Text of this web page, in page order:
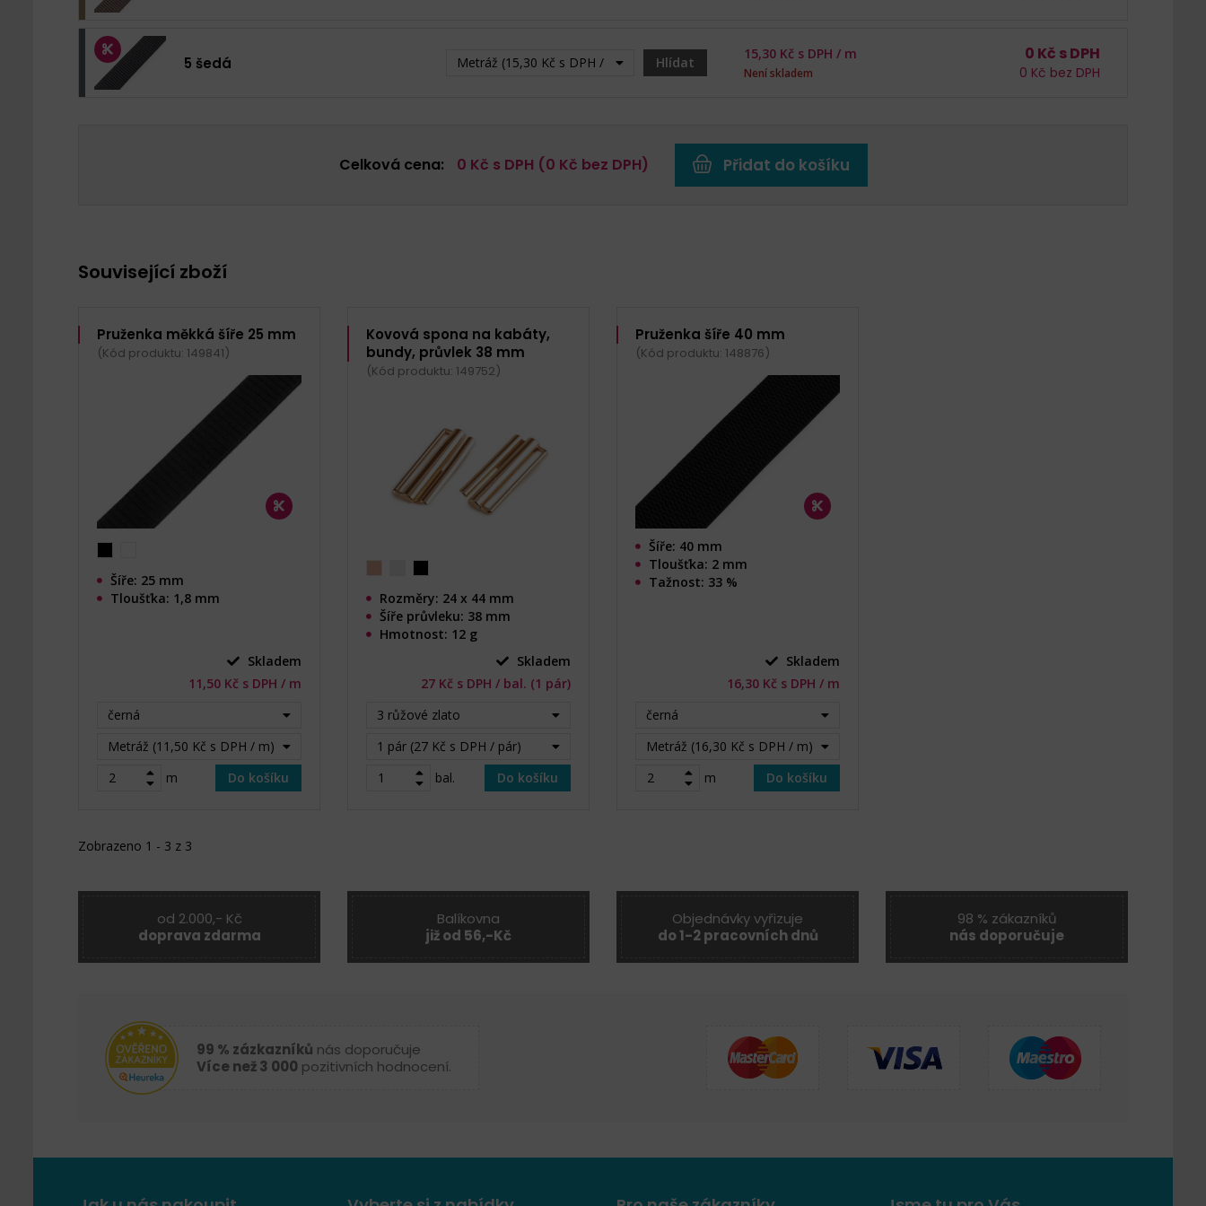
5 šedá Metráž (15,30 Kč s DPH / m) - Vyprodáno
Hlídat
15,30 Kč s DPH / m
Není skladem
0 Kč s DPH
0 Kč bez DPH
Celková cena: 0 Kč s DPH (0 Kč bez DPH) Přidat do košíku
Související zboží
Pruženka měkká šíře 25 mm
(Kód produktu: 149841)
Šíře: 25 mm
Tloušťka: 1,8 mm
Skladem
11,50 Kč s DPH / m
černá
Metráž (11,50 Kč s DPH / m)
m
Do košíku
Kovová spona na kabáty,
bundy, průvlek 38 mm
(Kód produktu: 149752)
Rozměry: 24 x 44 mm
Šíře průvleku: 38 mm
Hmotnost: 12 g
Skladem
27 Kč s DPH / bal. (1 pár)
3 růžové zlato
1 pár (27 Kč s DPH / pár)
bal.
Do košíku
Pruženka šíře 40 mm
(Kód produktu: 148876)
Šíře: 40 mm
Tloušťka: 2 mm
Tažnost: 33 %
Skladem
16,30 Kč s DPH / m
černá
Metráž (16,30 Kč s DPH / m)
m
Do košíku
Zobrazeno 1 - 3 z 3
od 2.000,- Kč
doprava zdarma
Balíkovna
již od 56,-Kč
Objednávky vyřizuje
do 1-2 pracovních dnů
98 % zákazníků
nás doporučuje
99 % zázkazníků nás doporučuje
Více než 3 000 pozitivních hodnocení.